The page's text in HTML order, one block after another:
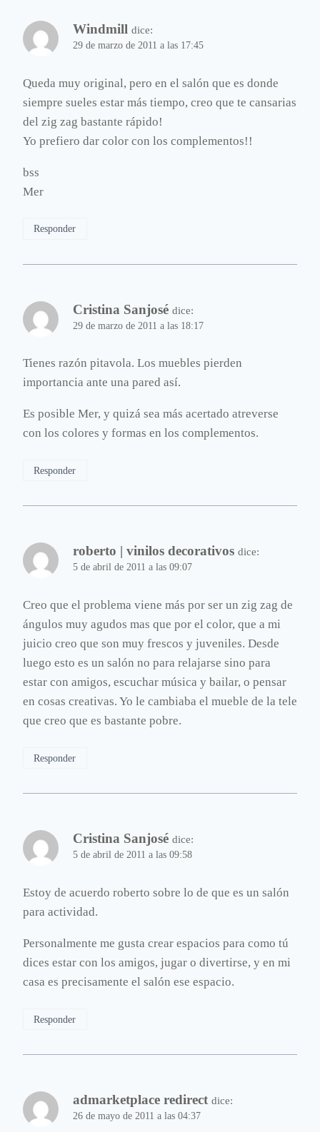
Windmill dice:
29 de marzo de 2011 a las 17:45
Queda muy original, pero en el salón que es donde
siempre sueles estar más tiempo, creo que te cansarias
del zig zag bastante rápido!
Yo prefiero dar color con los complementos!!
bss
Mer
Responder
Cristina Sanjosé dice:
29 de marzo de 2011 a las 18:17
Tienes razón pitavola. Los muebles pierden
importancia ante una pared así.
Es posible Mer, y quizá sea más acertado atreverse
con los colores y formas en los complementos.
Responder
roberto | vinilos decorativos dice:
5 de abril de 2011 a las 09:07
Creo que el problema viene más por ser un zig zag de
ángulos muy agudos mas que por el color, que a mi
juicio creo que son muy frescos y juveniles. Desde
luego esto es un salón no para relajarse sino para
estar con amigos, escuchar música y bailar, o pensar
en cosas creativas. Yo le cambiaba el mueble de la tele
que creo que es bastante pobre.
Responder
Cristina Sanjosé dice:
5 de abril de 2011 a las 09:58
Estoy de acuerdo roberto sobre lo de que es un salón
para actividad.
Personalmente me gusta crear espacios para como tú
dices estar con los amigos, jugar o divertirse, y en mi
casa es precisamente el salón ese espacio.
Responder
admarketplace redirect dice:
26 de mayo de 2011 a las 04:37